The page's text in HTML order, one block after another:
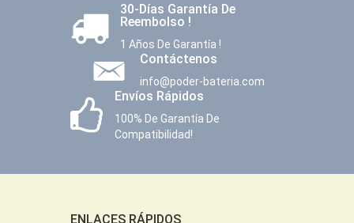
30-Días Garantía De
Reembolso !
1 Años De Garantía !
Contáctenos
info@poder-bateria.com
Envíos Rápidos
100% De Garantía De
Compatibilidad!
ENLACES RÁPIDOS